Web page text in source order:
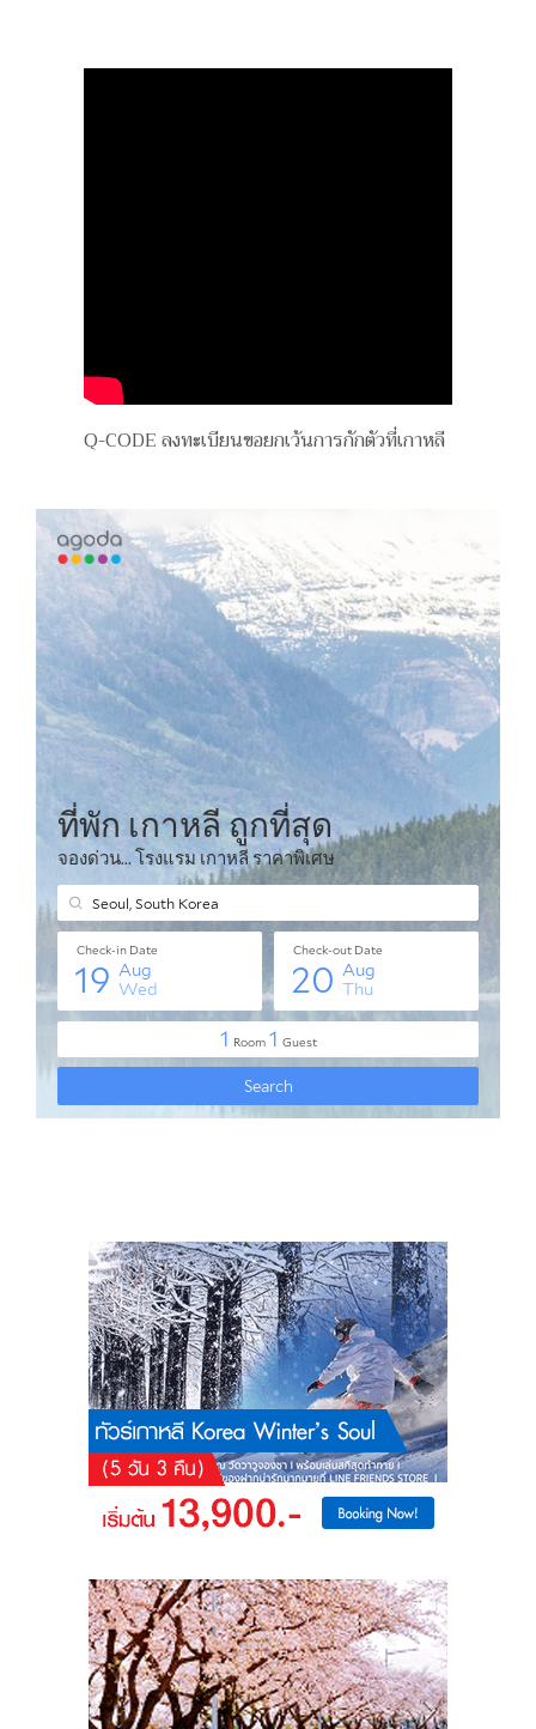
Q-CODE ลงทะเบียนขอยกเว้นการกักตัวที่เกาหลี